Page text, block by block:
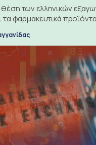
των ελληνικών
τα φαρμακευτικά προϊόντα